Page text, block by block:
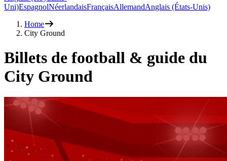
Uni)EspagnolNéerlandaisFrançaisAllemandAnglais (États-Unis)
Home
City Ground
Billets de football & guide du
City Ground